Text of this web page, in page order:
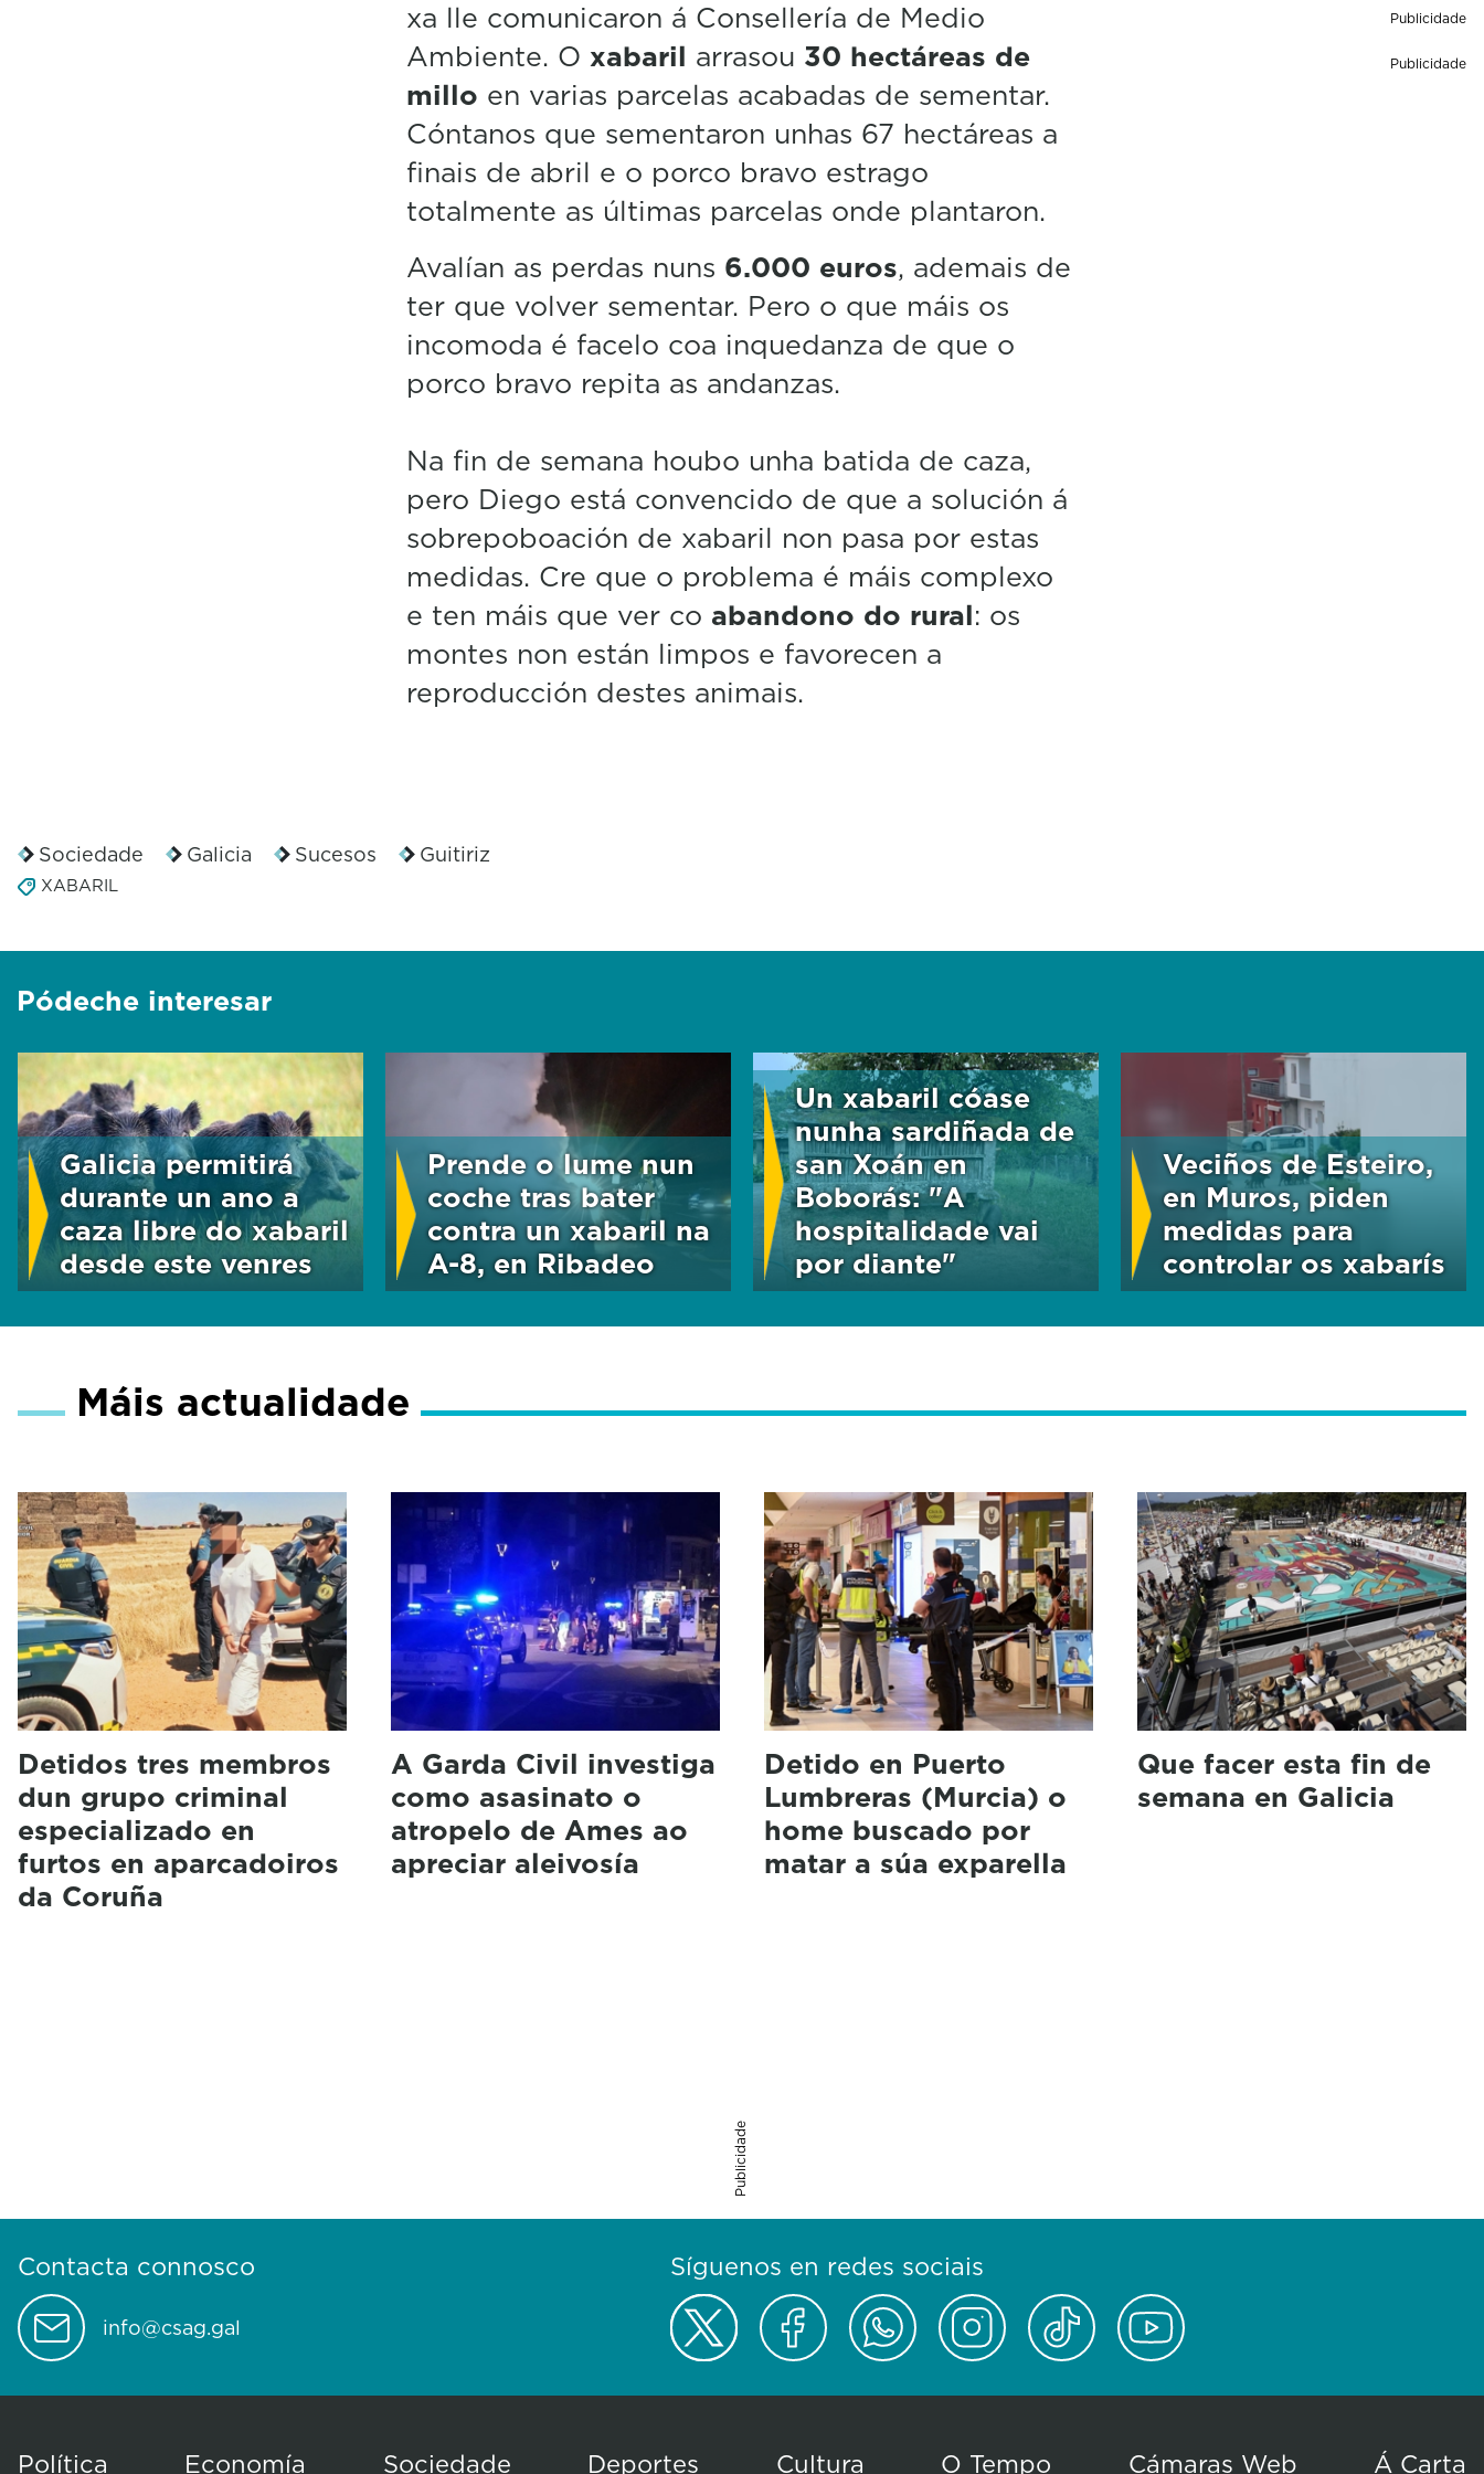
n
t
s
8
e
c
o
d
V
l
m
0
%
xa lle comunicaron á Consellería de Medio
Ambiente. O xabaril arrasou 30 hectáreas de
millo en varias parcelas acabadas de sementar.
Cóntanos que sementaron unhas 67 hectáreas a
finais de abril e o porco bravo estrago
totalmente as últimas parcelas onde plantaron.
Avalían as perdas nuns 6.000 euros, ademais de
ter que volver sementar. Pero o que máis os
incomoda é facelo coa inquedanza de que o
porco bravo repita as andanzas.
Na fin de semana houbo unha batida de caza,
pero Diego está convencido de que a solución á
sobrepoboación de xabaril non pasa por estas
medidas. Cre que o problema é máis complexo
e ten máis que ver co abandono do rural: os
montes non están limpos e favorecen a
reproducción destes animais.
Publicidade
Publicidade
Sociedade Galicia Sucesos Guitiriz
XABARIL
Pódeche interesar
Galicia permitirá
durante un ano a
caza libre do xabaril
desde este venres
Prende o lume nun
coche tras bater
contra un xabaril na
A-8, en Ribadeo
Un xabaril cóase
nunha sardiñada de
san Xoán en
Boborás: "A
hospitalidade vai
por diante"
Veciños de Esteiro,
en Muros, piden
medidas para
controlar os xabarís
Máis actualidade
Detidos tres membros
dun grupo criminal
especializado en
furtos en aparcadoiros
da Coruña
A Garda Civil investiga
como asasinato o
atropelo de Ames ao
apreciar aleivosía
Detido en Puerto
Lumbreras (Murcia) o
home buscado por
matar a súa exparella
Que facer esta fin de
semana en Galicia
Publicidade
Contacta connosco
info@csag.gal
Síguenos en redes sociais
Política Economía Sociedade Deportes Cultura O Tempo Cámaras Web Á Carta